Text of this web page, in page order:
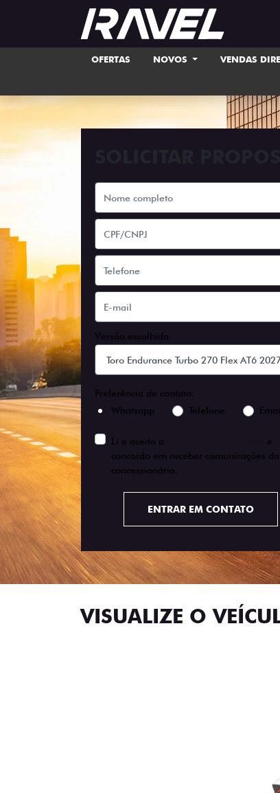
OFERTAS NOVOS VENDAS
Versão escolhida
Preferência de contato:
Whatsapp
Telefone
Li e aceito a
e
concordo em receber comunicações da
concessionária.
ENTRAR EM CONTATO
VISUALIZE O